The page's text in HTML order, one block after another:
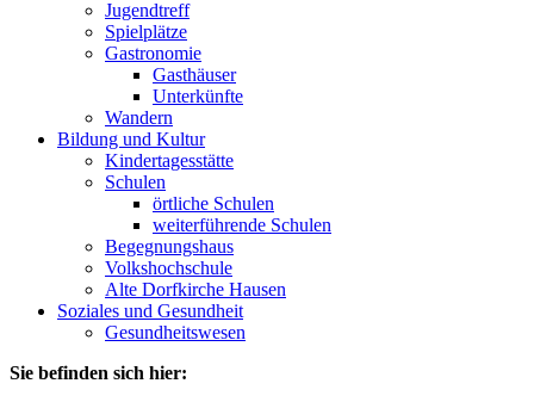
Jugendtreff
Spielplätze
Gastronomie
Gasthäuser
Unterkünfte
Wandern
Bildung und Kultur
Kindertagesstätte
Schulen
örtliche Schulen
weiterführende Schulen
Begegnungshaus
Volkshochschule
Alte Dorfkirche Hausen
Soziales und Gesundheit
Gesundheitswesen
Sie befinden sich hier: